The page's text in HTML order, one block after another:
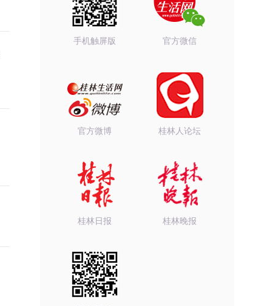
手机触屏版 官方微信
官方微博 桂林人论坛
桂林日报 桂林晚报